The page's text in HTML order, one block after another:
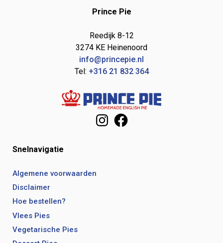
Prince Pie
Reedijk 8-12
3274 KE Heinenoord
info@princepie.nl
Tel: +316 21 832 364
Instagram
Facebook
Snelnavigatie
Algemene voorwaarden
Disclaimer
Hoe bestellen?
Vlees Pies
Vegetarische Pies